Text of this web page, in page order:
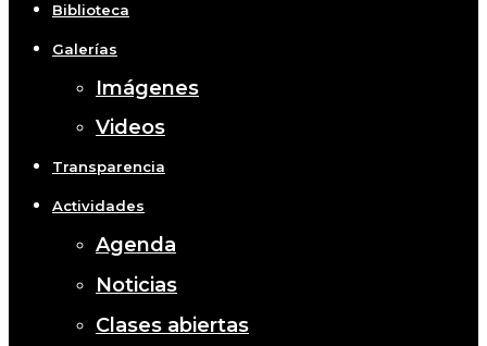
Biblioteca
Galerías
Imágenes
Videos
Transparencia
Actividades
Agenda
Noticias
Clases abiertas